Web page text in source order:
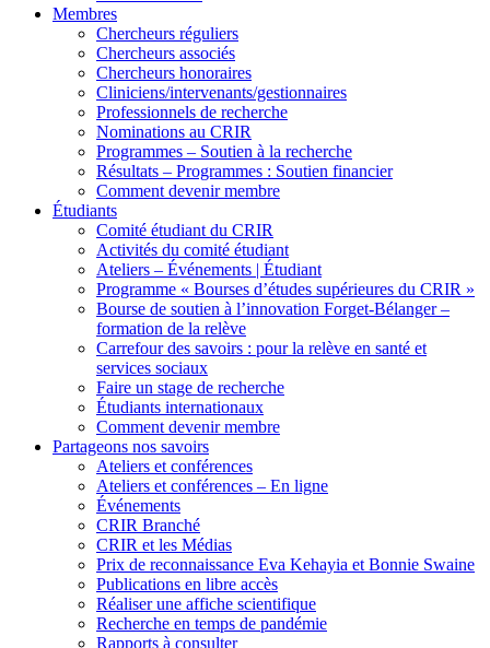
Membres
Chercheurs réguliers
Chercheurs associés
Chercheurs honoraires
Cliniciens/intervenants/gestionnaires
Professionnels de recherche
Nominations au CRIR
Programmes – Soutien à la recherche
Résultats – Programmes : Soutien financier
Comment devenir membre
Étudiants
Comité étudiant du CRIR
Activités du comité étudiant
Ateliers – Événements | Étudiant
Programme « Bourses d’études supérieures du CRIR »
Bourse de soutien à l’innovation Forget-Bélanger –
formation de la relève
Carrefour des savoirs : pour la relève en santé et
services sociaux
Faire un stage de recherche
Étudiants internationaux
Comment devenir membre
Partageons nos savoirs
Ateliers et conférences
Ateliers et conférences – En ligne
Événements
CRIR Branché
CRIR et les Médias
Prix de reconnaissance Eva Kehayia et Bonnie Swaine
Publications en libre accès
Réaliser une affiche scientifique
Recherche en temps de pandémie
Rapports à consulter